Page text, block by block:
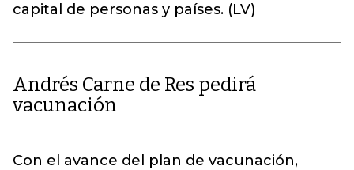
capital de personas y países. (LV)
Andrés Carne de Res pedirá
vacunación
Con el avance del plan de vacunación,